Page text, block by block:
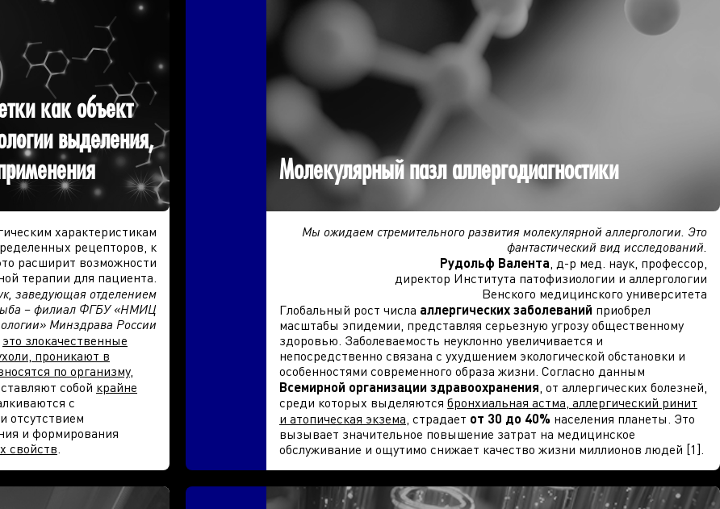
как объект
выделения,
характеристикам
рецепторов, к
расширит возможности
терапии для пациента.
заведующая отделением
– филиал ФГБУ «НМИЦ
Минздрава России
это злокачественные
проникают в
по организму,
собой крайне
с
отсутствием
и формирования
свойств.
Молекулярный пазл аллергодиагностики
Мы ожидаем стремительного развития молекулярной аллергологии. Это
фантастический вид исследований.
Рудольф Валента, д-р мед. наук, профессор,
директор Института патофизиологии и аллергологии
Венского медицинского университета
Глобальный рост числа аллергических заболеваний приобрел
масштабы эпидемии, представляя серьезную угрозу общественному
здоровью. Заболеваемость неуклонно увеличивается и
непосредственно связана с ухудшением экологической обстановки и
особенностями современного образа жизни. Согласно данным
Всемирной организации здравоохранения, от аллергических болезней,
среди которых выделяются бронхиальная астма, аллергический ринит
и атопическая экзема, страдает от 30 до 40% населения планеты. Это
вызывает значительное повышение затрат на медицинское
обслуживание и ощутимо снижает качество жизни миллионов людей [1].